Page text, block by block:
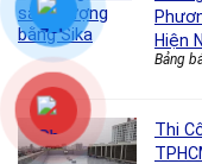
Hiện
Bảng
Thi